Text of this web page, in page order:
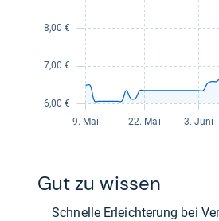
Gut zu wis­sen
Schnelle Erleich­te­rung bei